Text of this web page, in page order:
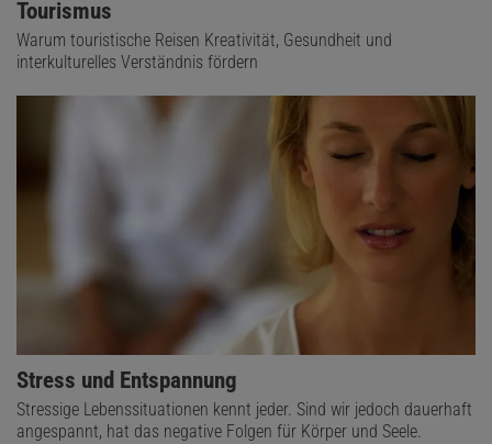
Tourismus
Warum touristische Reisen Kreativität, Gesundheit und
interkulturelles Verständnis fördern
Stress und Entspannung
Stressige Lebenssituationen kennt jeder. Sind wir jedoch dauerhaft
angespannt, hat das negative Folgen für Körper und Seele.